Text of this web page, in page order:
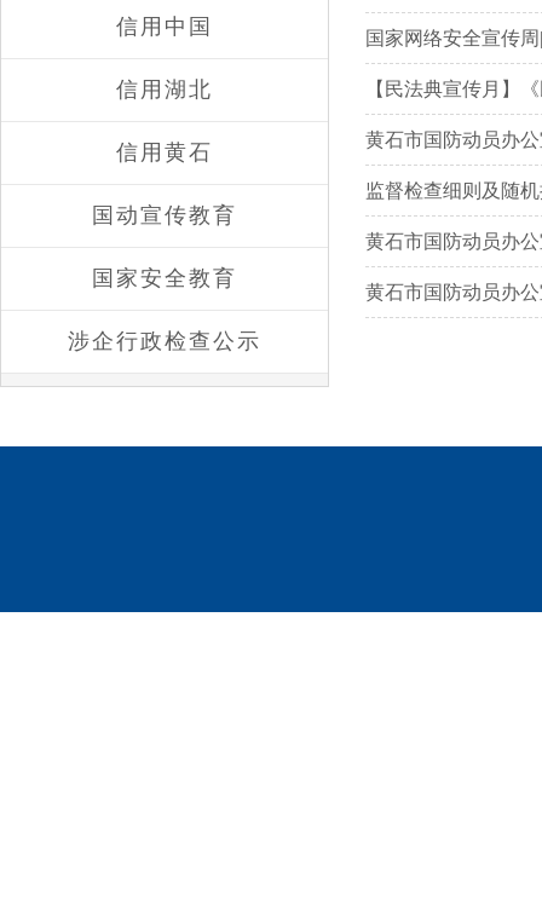
信用中国
信用湖北
信用黄石
国动宣传教育
国家安全教育
涉企行政检查公示
国家网络安全宣传
【民法典宣传月】
黄石市国防动员办
监督检查细则及随
黄石市国防动员办
黄石市国防动员办